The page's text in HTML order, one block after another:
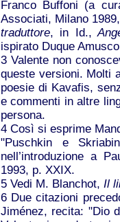
Franco Buffoni (a
Associati, Milano
traduttore, in Id.,
ispirato Duque
3 Valente non
queste versioni. Molti
poesie di Kavafis,
e commenti in altre
persona.
4 Così si esprime
"Puschkin e
nell’introduzione a
1993, p. XXIX.
5 Vedi M. Blanchot, Il
6 Due citazioni
Jiménez, recita: "Dio